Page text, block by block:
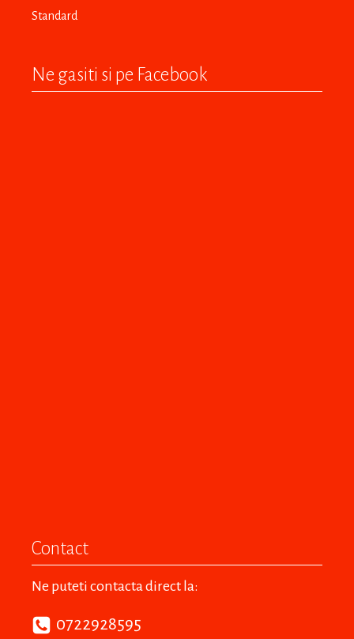
Standard
Ne gasiti si pe Facebook
Contact
Ne puteti contacta direct la:
0722928595